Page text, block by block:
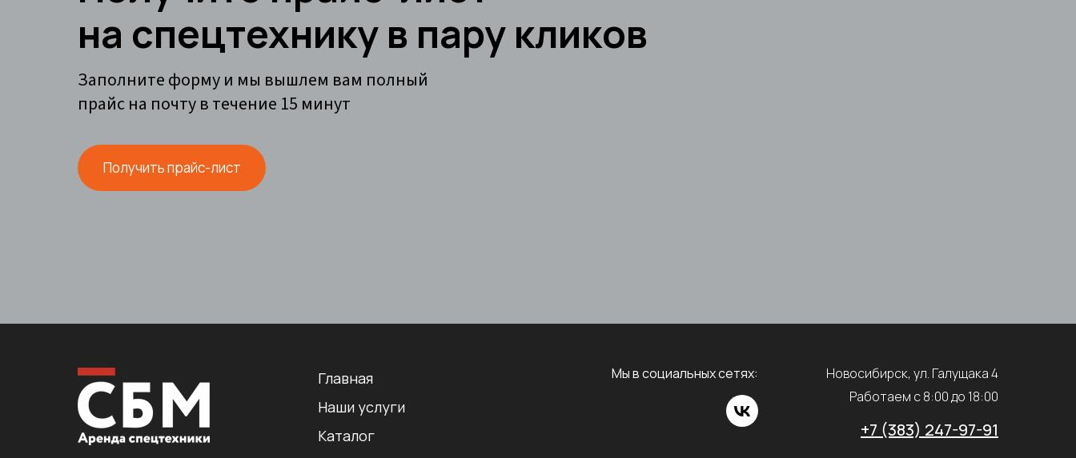
Получить прайс-лист
Заполните форму и мы вышлем вам полный
прайс на почту в течение 15 минут
на спецтехнику в пару кликов
Главная
Наши услуги
Каталог
Мы в социальных сетях:
Новосибирск, ул. Галущака 4
Работаем с 8:00 до 18:00
+7 (383) 247-97-91